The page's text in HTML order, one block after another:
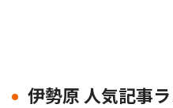
伊勢原 人気記事